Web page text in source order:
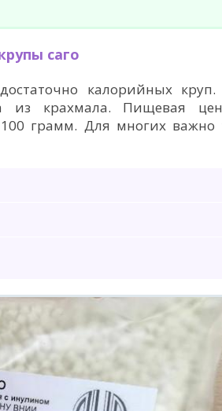
саго
калорийных
из крахмала. Пищевая
100 грамм. Для многих важно